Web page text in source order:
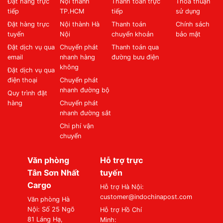
tiếp
Đặt hàng trực
tuyến
Đặt dịch vụ qua
email
Đặt dịch vụ qua
điện thoại
Quy trình đặt
hàng
TP.HCM
Nội thành Hà
Nội
Chuyển phát
nhanh hàng
không
Chuyển phát
nhanh đường bộ
Chuyển phát
nhanh đường sắt
Chi phí vận
chuyển
tiếp
Thanh toán
chuyển khoản
Thanh toán qua
đường bưu điện
sử dụng
Chính sách
bảo mật
Văn phòng
Tân Sơn Nhất
Cargo
Văn phòng Hà
Nội: Số 25 Ngõ
81 Láng Hạ,
Hỗ trợ trực
tuyến
Hỗ trợ Hà Nội:
customer@indochinapost.com
Hỗ trợ Hồ Chí
Minh: